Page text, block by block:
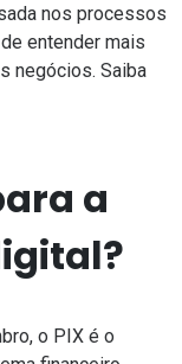
nos processos
entender mais
negócios. Saiba
a
o PIX é o